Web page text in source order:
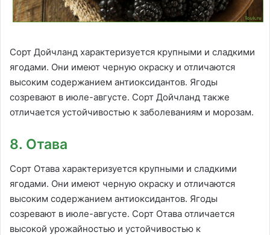
Сорт Дойчланд характеризуется крупными и сладкими
ягодами. Они имеют черную окраску и отличаются
высоким содержанием антиоксидантов. Ягоды
созревают в июле-августе. Сорт Дойчланд также
отличается устойчивостью к заболеваниям и морозам.
8. Отава
Сорт Отава характеризуется крупными и сладкими
ягодами. Они имеют черную окраску и отличаются
высоким содержанием антиоксидантов. Ягоды
созревают в июле-августе. Сорт Отава отличается
высокой урожайностью и устойчивостью к